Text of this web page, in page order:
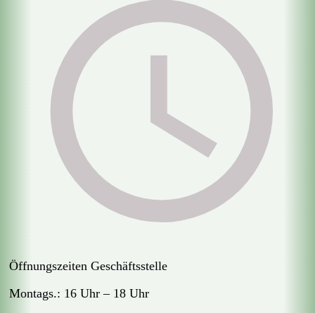
Öffnungszeiten Geschäftsstelle
Montags.: 16 Uhr – 18 Uhr